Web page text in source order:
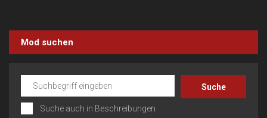
Mod suchen
Suche auch in Beschreibungen